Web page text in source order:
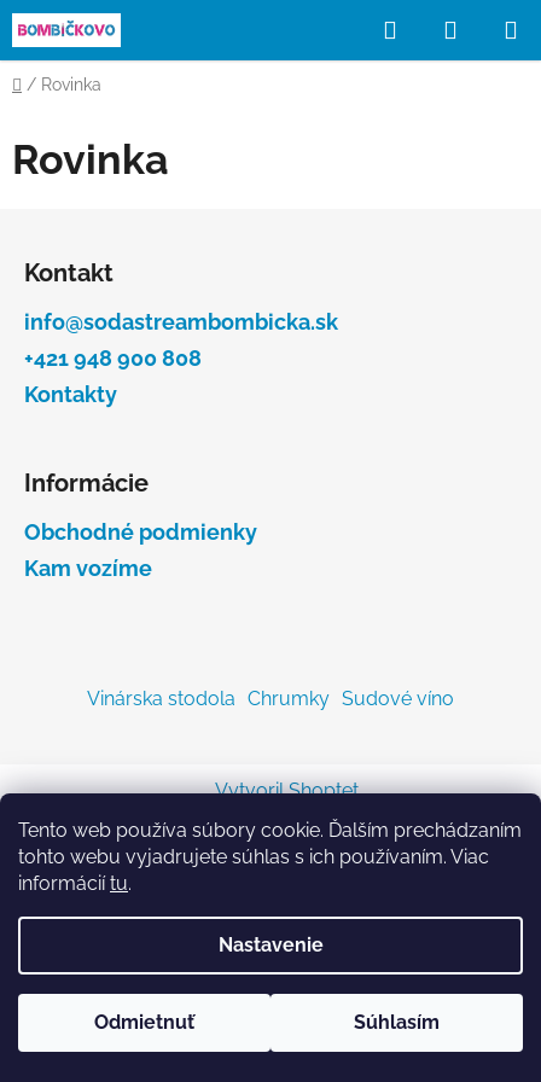
Tento web používa súbory cookie. Ďalším prechádzaním
tohto webu vyjadrujete súhlas s ich používaním. Viac
informáciítu.
Nastavenie
Odmietnuť Súhlasím
Prejsť
na
obsah
Hľadať
KOŠÍK
Domov
/ Rovinka
Rovinka
Kontakt
info@sodastreambombicka.sk
+421 948 900 808
Kontakty
Informácie
Obchodné podmienky
Kam vozíme
Vinárska stodola Chrumky Sudové víno
Vytvoril Shoptet
Copyright 2026
Sodastreambombicka.sk
. Všetky
práva vyhradené.